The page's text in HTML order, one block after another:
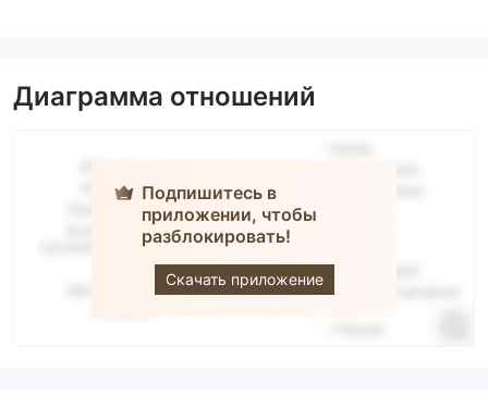
Диаграмма отношений
Подпишитесь в
приложении, чтобы
разблокировать!
Скачать приложение
BAAZEX